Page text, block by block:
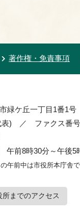
著作権・免責事項
緑ケ丘一丁目1番1号
表) ／ ファクス番号
前8時30分～午後5
午前中は市役所本庁舎
所までのアクセス